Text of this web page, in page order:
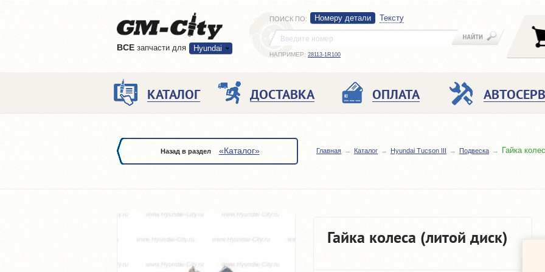
ВCE запчасти для Hyundai
ПОИСК ПО: Номеру детали Тексту
НАПРИМЕР: 28113-1R100
КАТАЛОГ ДОСТАВКА ОПЛАТА
Назад в раздел «Каталог» Главная Каталог Hyundai Tucson III Подвеска Гайка
Гайка колеса (литой диск)